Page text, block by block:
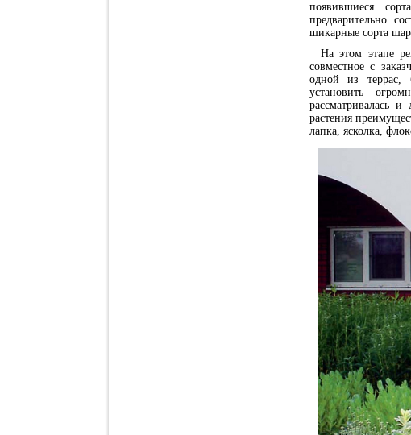
появившиеся
предварительно
шикарные сорта
На этом этапе
совместное с
одной из террас,
установить
рассматривалась
растения
лапка, ясколка,